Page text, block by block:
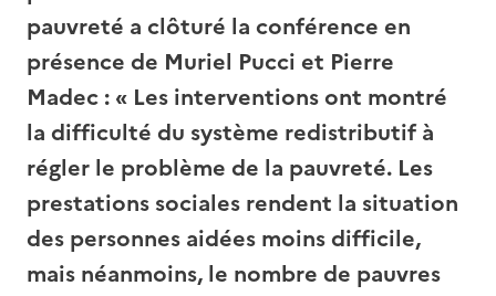
pauvreté a clôturé la conférence en
présence de Muriel Pucci et Pierre
Madec : « Les interventions ont montré
la difficulté du système redistributif à
régler le problème de la pauvreté. Les
prestations sociales rendent la situation
des personnes aidées moins difficile,
mais néanmoins, le nombre de pauvres